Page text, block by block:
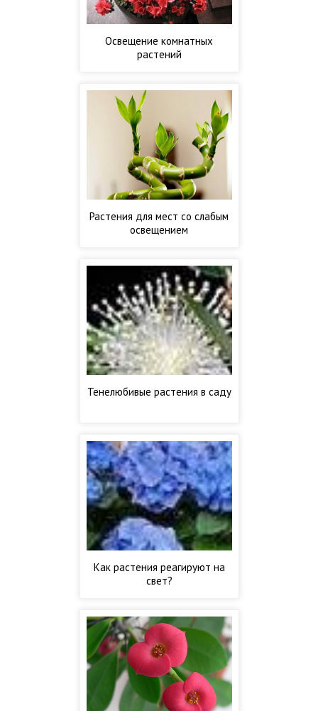
Освещение комнатных
растений
Растения для мест со слабым
освещением
Тенелюбивые растения в саду
Как растения реагируют на
свет?